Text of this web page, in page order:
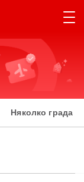
Няколко града